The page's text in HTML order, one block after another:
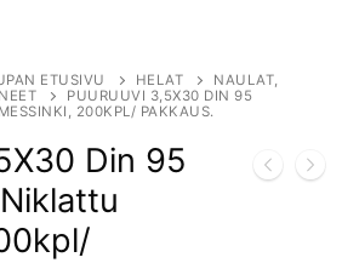
ETUSIVU HELAT
NAULAT,
PUURUUVI 3,5X30 DIN 95
200KPL/ PAKKAUS.
Din 95